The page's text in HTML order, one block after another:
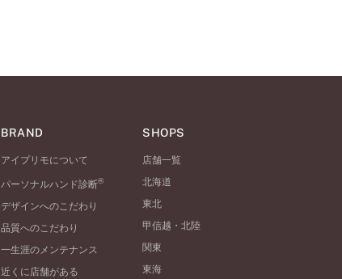
BRAND
アイプリモについて
パーソナルハンド診断®
デザインへのこだわり
品質へのこだわり
一生涯のメンテナンス
近くに店舗がある
SHOPS
店舗一覧
北海道
東北
甲信越・北陸
関東
東海